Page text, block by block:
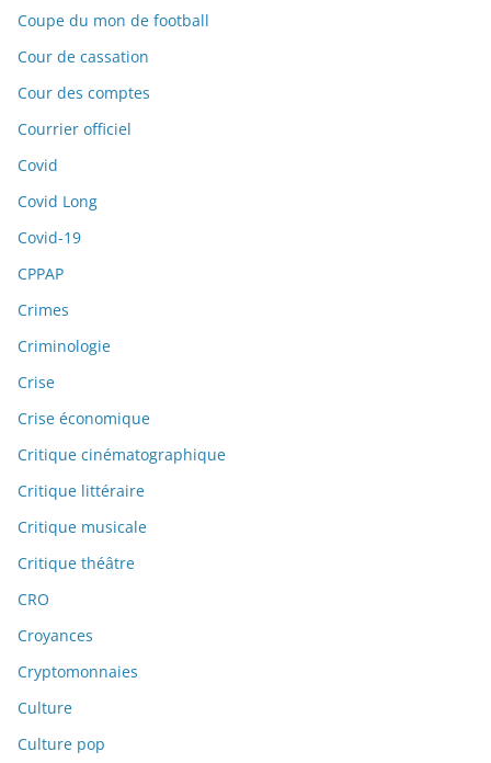
Coupe du mon de football
Cour de cassation
Cour des comptes
Courrier officiel
Covid
Covid Long
Covid-19
CPPAP
Crimes
Criminologie
Crise
Crise économique
Critique cinématographique
Critique littéraire
Critique musicale
Critique théâtre
CRO
Croyances
Cryptomonnaies
Culture
Culture pop